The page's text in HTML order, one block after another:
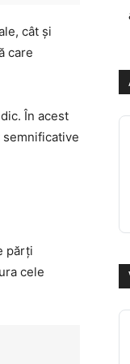
cât și
care
În acest
părți
cele